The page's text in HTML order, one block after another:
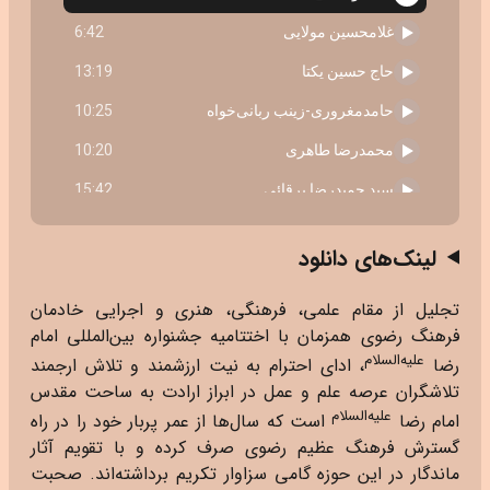
لینک‌های دانلود
تجلیل از مقام علمی، فرهنگی، هنری و اجرایی خادمان
فرهنگ رضوی همزمان با اختتامیه جشنواره بین‌المللی امام
رضا علیه‌السلام، ادای احترام به نیت ارزشمند و تلاش ارجمند
تلاشگران عرصه علم و عمل در ابراز ارادت به ساحت مقدس
امام رضا علیه‌السلاماست که سال‌ها از عمر پربار خود را در راه
گسترش فرهنگ عظیم رضوی صرف کرده و با تقویم آثار
ماندگار در این حوزه گامی سزاوار تکریم برداشته‌اند. صحبت